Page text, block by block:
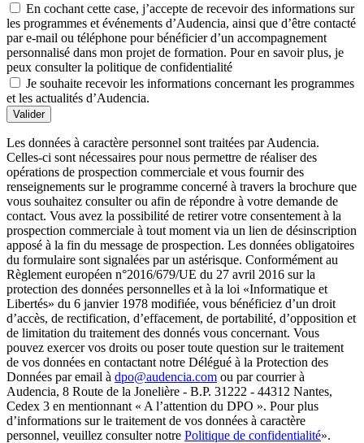
En cochant cette case, j’accepte de recevoir des informations sur
les programmes et événements d’Audencia, ainsi que d’être contacté
par e-mail ou téléphone pour bénéficier d’un accompagnement
personnalisé dans mon projet de formation. Pour en savoir plus, je
peux consulter la politique de confidentialité
Je souhaite recevoir les informations concernant les programmes
et les actualités d’Audencia.
Valider
Les données à caractère personnel sont traitées par Audencia.
Celles-ci sont nécessaires pour nous permettre de réaliser des
opérations de prospection commerciale et vous fournir des
renseignements sur le programme concerné à travers la brochure que
vous souhaitez consulter ou afin de répondre à votre demande de
contact. Vous avez la possibilité de retirer votre consentement à la
prospection commerciale à tout moment via un lien de désinscription
apposé à la fin du message de prospection. Les données obligatoires
du formulaire sont signalées par un astérisque. Conformément au
Règlement européen n°2016/679/UE du 27 avril 2016 sur la
protection des données personnelles et à la loi «Informatique et
Libertés» du 6 janvier 1978 modifiée, vous bénéficiez d’un droit
d’accès, de rectification, d’effacement, de portabilité, d’opposition et
de limitation du traitement des donnés vous concernant. Vous
pouvez exercer vos droits ou poser toute question sur le traitement
de vos données en contactant notre Délégué à la Protection des
Données par email à dpo@audencia.com ou par courrier à
Audencia, 8 Route de la Jonelière - B.P. 31222 - 44312 Nantes,
Cedex 3 en mentionnant « A l’attention du DPO ». Pour plus
d’informations sur le traitement de vos données à caractère
personnel, veuillez consulter notre Politique de confidentialité».